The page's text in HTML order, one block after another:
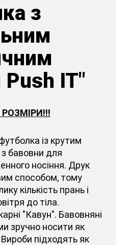
з
IT"
РОЗМІРИ!!!
із крутим
бавовни для
носіння. Друк
способом, тому
кількість прань і
до тіла.
"Кавун". Бавовняні
зручно носити як
Вироби підходять як